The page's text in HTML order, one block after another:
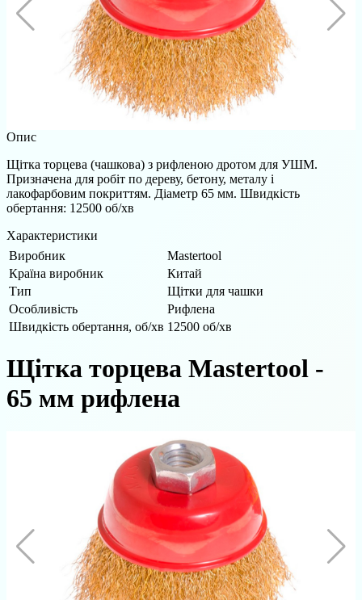
Опис
Щітка торцева (чашкова) з рифленою дротом для УШМ.
Призначена для робіт по дереву, бетону, металу і
лакофарбовим покриттям. Діаметр 65 мм. Швидкість
обертання: 12500 об/хв
Характеристики
Виробник
Mastertool
Країна виробник
Китай
Тип
Щітки для чашки
Особливість
Рифлена
Швидкість обертання, об/хв 12500 об/хв
Щітка торцева Mastertool -
65 мм рифлена